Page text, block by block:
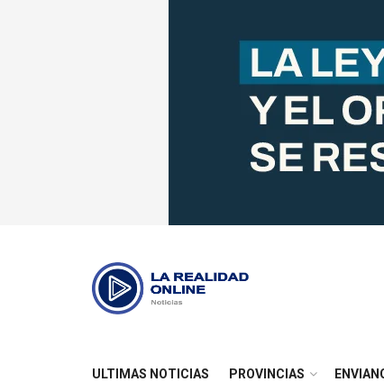
ULTIMAS NOTICIAS PROVINCIAS